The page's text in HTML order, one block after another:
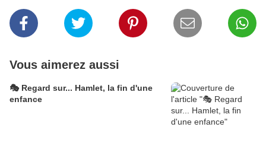
Vous aimerez aussi
🎭 Regard sur... Hamlet, la fin d'une
enfance